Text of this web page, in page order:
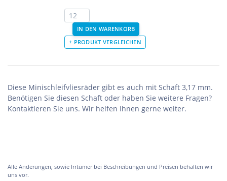
Diese Minischleifvliesräder gibt es auch mit Schaft 3,17 mm.
Benötigen Sie diesen Schaft oder haben Sie weitere Fragen?
Kontaktieren Sie uns. Wir helfen Ihnen gerne weiter.
Alle Änderungen, sowie Irrtümer bei Beschreibungen und Preisen behalten wir
uns vor.